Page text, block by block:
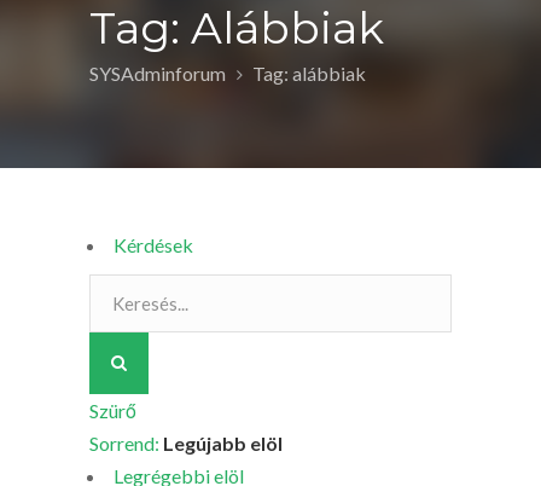
Tag: Alábbiak
SYSAdminforum Tag: alábbiak
Kérdések
Szürő
Sorrend: Legújabb elöl
Legrégebbi elöl